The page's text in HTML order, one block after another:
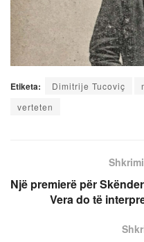
Etiketa: Dimitrije Tucoviç
verteten
Një premierë për
Vera do të